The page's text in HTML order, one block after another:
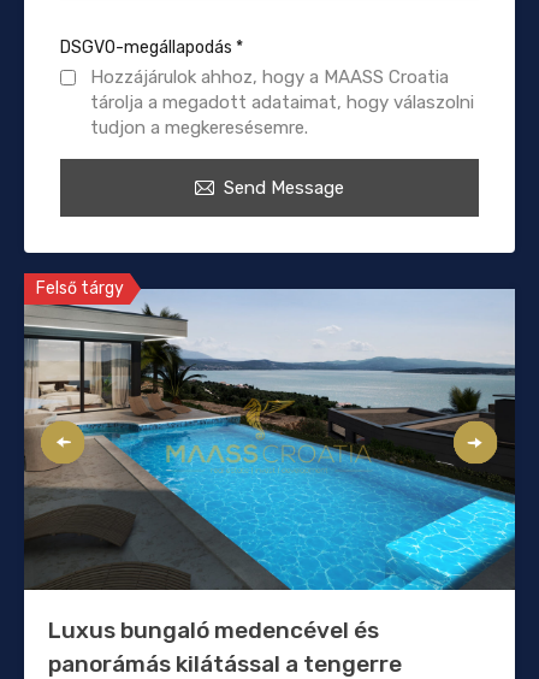
DSGVO-megállapodás *
Hozzájárulok ahhoz, hogy a MAASS Croatia
tárolja a megadott adataimat, hogy válaszolni
tudjon a megkeresésemre.
Send Message
Felső tárgy
Luxus bungaló medencével és
panorámás kilátással a tengerre